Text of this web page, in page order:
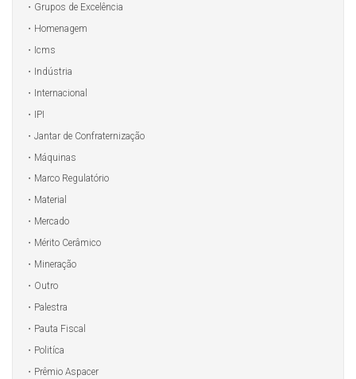
Grupos de Excelência
Homenagem
Icms
Indústria
Internacional
IPI
Jantar de Confraternização
Máquinas
Marco Regulatório
Material
Mercado
Mérito Cerâmico
Mineração
Outro
Palestra
Pauta Fiscal
Politíca
Prêmio Aspacer